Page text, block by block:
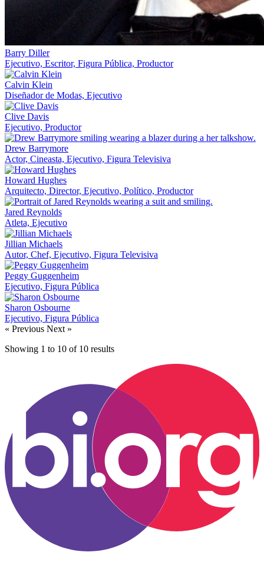
Barry Diller
Ejecutivo, Escritor, Figura Pública, Productor
Calvin Klein
Diseñador de Modas, Ejecutivo
Clive Davis
Ejecutivo, Productor
Drew Barrymore
Actor, Cineasta, Ejecutivo, Figura Televisiva
Howard Hughes
Arquitecto, Director, Ejecutivo, Político, Productor
Jared Reynolds
Atleta, Ejecutivo
Jillian Michaels
Autor, Chef, Ejecutivo, Figura Televisiva
Peggy Guggenheim
Ejecutivo, Figura Pública
Sharon Osbourne
Ejecutivo, Figura Pública
« Previous Next »
Showing 1 to 10 of 10 results